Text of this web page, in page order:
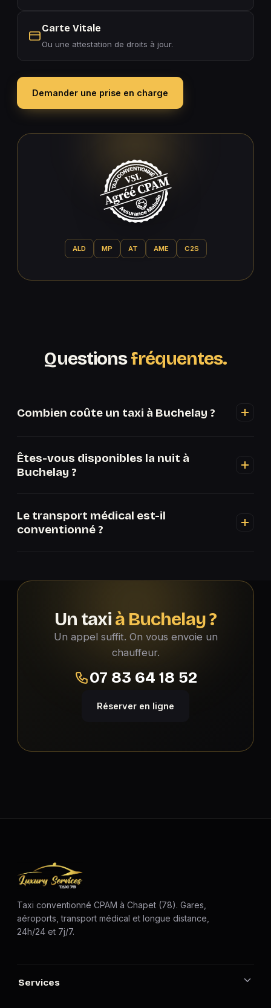
Carte Vitale
Ou une attestation de droits à jour.
Demander une prise en charge
ALD MP AT AME C2S
Questionsfréquentes.
Combien coûte un taxi à Buchelay ?
les estimations ci-dessus, ou appelez le 07 83 64
18 52 pour un tarif ferme depuis Buchelay.
Êtes-vous disponibles la nuit à
Buchelay ?
Buchelay et dans le secteur.
Le transport médical est-il
conventionné ?
depuis Buchelay est pris en charge à 55 % ou
Un taxià Buchelay ?
Un appel suffit. On vous envoie un
chauffeur.
07 83 64 18 52
Réserver en ligne
Taxi conventionné CPAM à Chapet (78). Gares,
aéroports, transport médical et longue distance,
24h/24 et 7j/7.
Services